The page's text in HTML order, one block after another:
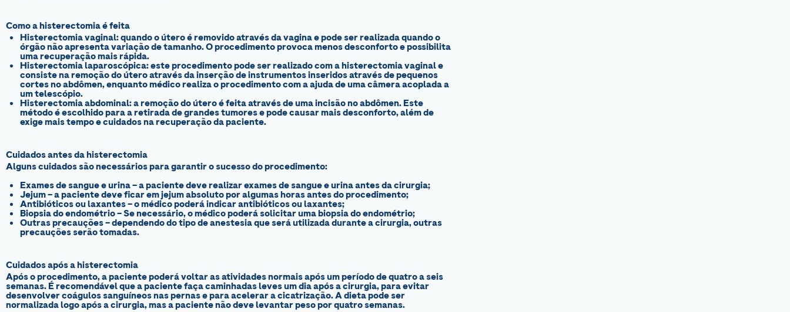
Como a histerectomia é feita
Histerectomia vaginal:quando o útero é removido através da vagina e pode ser realizada quando o
órgão não apresenta variação de tamanho. O procedimento provoca menos desconforto e possibilita
uma recuperação mais rápida.
Histerectomia laparoscópica:este procedimento pode ser realizado com a histerectomia vaginal e
consiste na remoção do útero através da inserção de instrumentos inseridos através de pequenos
cortes no abdômen, enquanto médico realiza o procedimento com a ajuda de uma câmera acoplada a
um telescópio.
Histerectomia abdominal:a remoção do útero é feita através de uma incisão no abdômen. Este
método é escolhido para a retirada de grandes tumores e pode causar mais desconforto, além de
exige mais tempo e cuidados na recuperação da paciente.
Cuidados antes da histerectomia
Alguns cuidados são necessários para garantir o sucesso do procedimento:
Exames de sangue e urina– a paciente deve realizar exames de sangue e urina antes da cirurgia;
Jejum– a paciente deve ficar em jejum absoluto por algumas horas antes do procedimento;
Antibióticos ou laxantes– o médico poderá indicar antibióticos ou laxantes;
Biopsia do endométrio– Se necessário, o médico poderá solicitar uma biopsia do endométrio;
Outras precauções– dependendo do tipo de anestesia que será utilizada durante a cirurgia, outras
precauções serão tomadas.
Cuidados após a histerectomia
Após o procedimento, a paciente poderá voltar as atividades normais após um período de quatro a seis
semanas. É recomendável que a paciente faça caminhadas leves um dia após a cirurgia, para evitar
desenvolver coágulos sanguíneos nas pernas e para acelerar a cicatrização. A dieta pode ser
normalizada logo após a cirurgia, mas a paciente não deve levantar peso por quatro semanas.